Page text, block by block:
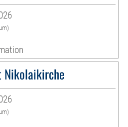
Nikolaikirche